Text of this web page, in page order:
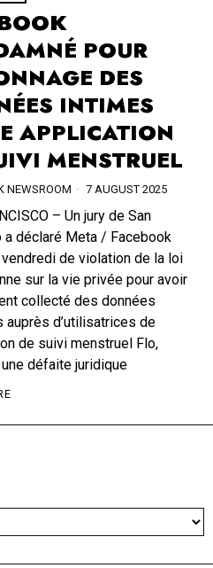
POUR
DES
INTIMES
APPLICATION
MENSTRUEL
NEWSROOM 7 AUGUST 2025
– Un jury de San
a déclaré Meta / Facebook
de violation de la loi
sur la vie privée pour avoir
collecté des données
auprès d’utilisatrices de
de suivi menstruel Flo,
défaite juridique